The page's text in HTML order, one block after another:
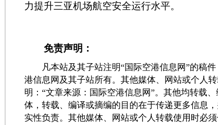
力提升三亚机场航空安全运行水平。
免责声明：
凡本站及其子站注明“国际空港信息网”的稿件
港信息网及其子站所有。其他媒体、网站或个人
明：“文章来源：国际空港信息网”。其他均转载
体，转载、编译或摘编的目的在于传递更多信息
实性负责。其他媒体、网站或个人转载使用时必